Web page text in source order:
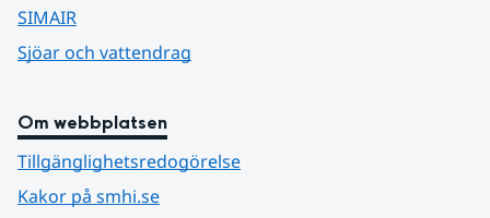
SIMAIR
Sjöar och vattendrag
Om webbplatsen
Tillgänglighetsredogörelse
Kakor på smhi.se